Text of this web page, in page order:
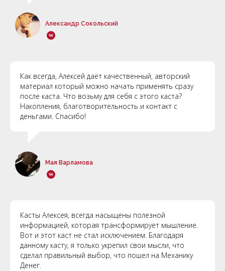
Александр Сокольский
Как всегда, Алексей даёт качественный, авторский
материал который можно начать применять сразу
после каста. Что возьму для себя с этого каста?
Накопления, благотворительность и контакт с
деньгами. Спасибо!
Мая Варламова
Касты Алексея, всегда насыщены полезной
информацией, которая трансформирует мышление.
Вот и этот каст не стал исключением. Благодаря
данному касту, я только укрепил свои мысли, что
сделал правильный выбор, что пошел на Механику
Денег.